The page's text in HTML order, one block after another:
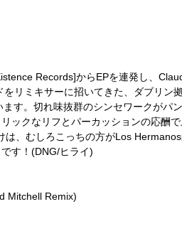
Records]からEPを連発し、
リミキサーに招いてきた、ダブリン
す。切れ味抜群のシンセワークがパ
ックなリフとパーカッションの応酬
は、むしろこっちの方がLos
す！(DNG/ヒライ)
Mitchell Remix)